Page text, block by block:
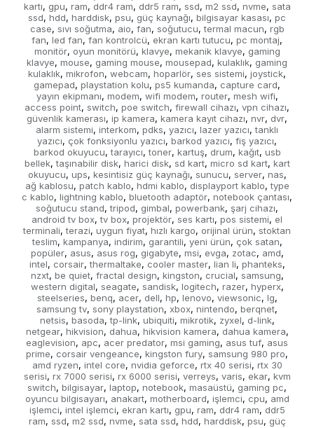
kartı, gpu, ram, ddr4 ram, ddr5 ram, ssd, m2 ssd, nvme, sata
ssd, hdd, harddisk, psu, güç kaynağı, bilgisayar kasası, pc
case, sıvı soğutma, aio, fan, soğutucu, termal macun, rgb
fan, led fan, fan kontrolcü, ekran kartı tutucu, pc montaj,
monitör, oyun monitörü, klavye, mekanik klavye, gaming
klavye, mouse, gaming mouse, mousepad, kulaklık, gaming
kulaklık, mikrofon, webcam, hoparlör, ses sistemi, joystick,
gamepad, playstation kolu, ps5 kumanda, capture card,
yayın ekipmanı, modem, wifi modem, router, mesh wifi,
access point, switch, poe switch, firewall cihazı, vpn cihazı,
güvenlik kamerası, ip kamera, kamera kayıt cihazı, nvr, dvr,
alarm sistemi, interkom, pdks, yazıcı, lazer yazıcı, tanklı
yazıcı, çok fonksiyonlu yazıcı, barkod yazıcı, fiş yazıcı,
barkod okuyucu, tarayıcı, toner, kartuş, drum, kağıt, usb
bellek, taşınabilir disk, harici disk, sd kart, micro sd kart, kart
okuyucu, ups, kesintisiz güç kaynağı, sunucu, server, nas,
ağ kablosu, patch kablo, hdmi kablo, displayport kablo, type
c kablo, lightning kablo, bluetooth adaptör, notebook çantası,
soğutucu stand, tripod, gimbal, powerbank, şarj cihazı,
android tv box, tv box, projektör, ses kartı, pos sistemi, el
terminali, terazi, uygun fiyat, hızlı kargo, orijinal ürün, stoktan
teslim, kampanya, indirim, garantili, yeni ürün, çok satan,
popüler, asus, asus rog, gigabyte, msi, evga, zotac, amd,
intel, corsair, thermaltake, cooler master, lian li, phanteks,
nzxt, be quiet, fractal design, kingston, crucial, samsung,
western digital, seagate, sandisk, logitech, razer, hyperx,
steelseries, benq, acer, dell, hp, lenovo, viewsonic, lg,
samsung tv, sony playstation, xbox, nintendo, berqnet,
netsis, basoda, tp-link, ubiquiti, mikrotik, zyxel, d-link,
netgear, hikvision, dahua, hikvision kamera, dahua kamera,
eaglevision, apc, acer predator, msi gaming, asus tuf, asus
prime, corsair vengeance, kingston fury, samsung 980 pro,
amd ryzen, intel core, nvidia geforce, rtx 40 serisi, rtx 30
serisi, rx 7000 serisi, rx 6000 serisi, verreys, varis, ekar, kvm
switch, bilgisayar, laptop, notebook, masaüstü, gaming pc,
oyuncu bilgisayarı, anakart, motherboard, işlemci, cpu, amd
işlemci, intel işlemci, ekran kartı, gpu, ram, ddr4 ram, ddr5
ram, ssd, m2 ssd, nvme, sata ssd, hdd, harddisk, psu, güç